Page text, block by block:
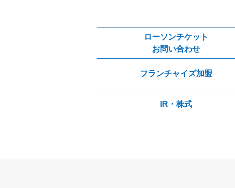
ローソンチケット
お問い合わせ
フランチャイズ加盟
IR・株式